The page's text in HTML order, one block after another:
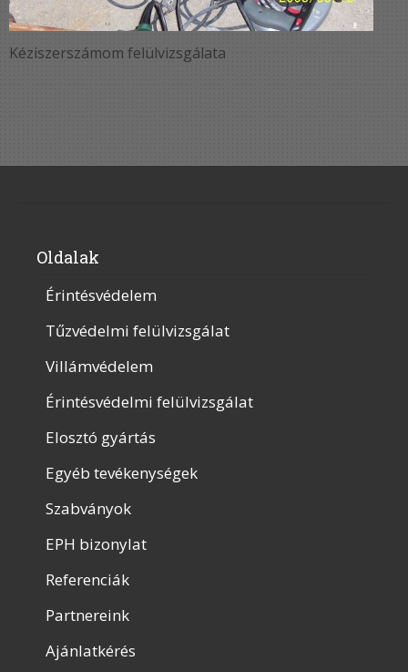
Kéziszerszámom felülvizsgálata
Oldalak
Érintésvédelem
Tűzvédelmi felülvizsgálat
Villámvédelem
Érintésvédelmi felülvizsgálat
Elosztó gyártás
Egyéb tevékenységek
Szabványok
EPH bizonylat
Referenciák
Partnereink
Ajánlatkérés